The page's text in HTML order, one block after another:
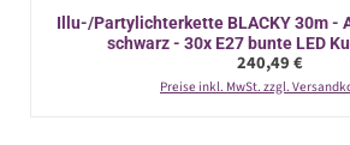
Illu-/Partylichterkette BLACKY 30m -
schwarz - 30x E27 bunte LED
Regulärer Preis:
240,49 €
Preise inkl. MwSt. zzgl.